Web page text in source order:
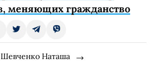
меняющих гражданство
Наташа